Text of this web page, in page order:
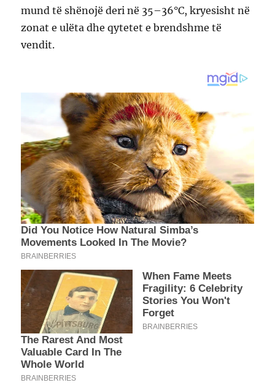
mund të shënojë deri në 35–36°C, kryesisht në
zonat e ulëta dhe qytetet e brendshme të
vendit.